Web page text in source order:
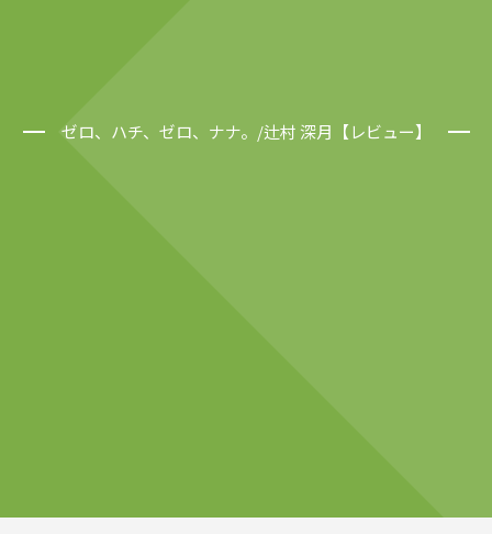
ゼロ、ハチ、ゼロ、ナナ。/辻村 深月【レビュー】